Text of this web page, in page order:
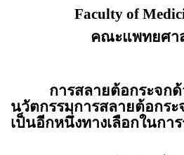
Faculty of
คณะแพทยศา
การสลายต้อกระจก
นวัตกรรมการสลายต้อกร
เป็นอีกหนึ่งทางเลือกในกา